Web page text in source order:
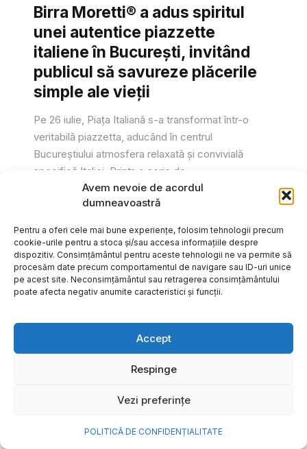
Avem nevoie de acordul
dumneavoastră
Pentru a oferi cele mai bune experiențe, folosim tehnologii precum
cookie-urile pentru a stoca și/sau accesa informațiile despre
dispozitiv. Consimțământul pentru aceste tehnologii ne va permite să
procesăm date precum comportamentul de navigare sau ID-uri unice
pe acest site. Neconsimțământul sau retragerea consimțământului
poate afecta negativ anumite caracteristici și funcții.
Accept
Respinge
Vezi preferințe
POLITICĂ DE CONFIDENȚIALITATE
Birra Moretti® a adus spiritul
unei autentice piazzette
italiene în București, invitând
publicul să savureze plăcerile
simple ale vieții
Pe 26 iulie, Piața Italiană s-a transformat într-o
veritabilă piazzetta, aducând în centrul
Bucureștiului atmosfera relaxată și convivială
specifică Italiei. Printr-o serie de...
Gabriel Barliga
frumoase amintiri ale verii într-